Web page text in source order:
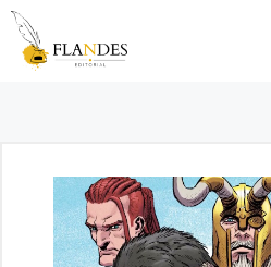
Saltar
contenido